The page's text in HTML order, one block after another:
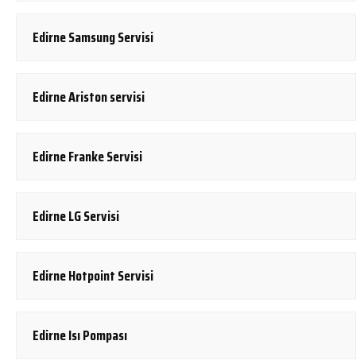
Edirne Samsung Servisi
Edirne Ariston servisi
Edirne Franke Servisi
Edirne LG Servisi
Edirne Hotpoint Servisi
Edirne Isı Pompası